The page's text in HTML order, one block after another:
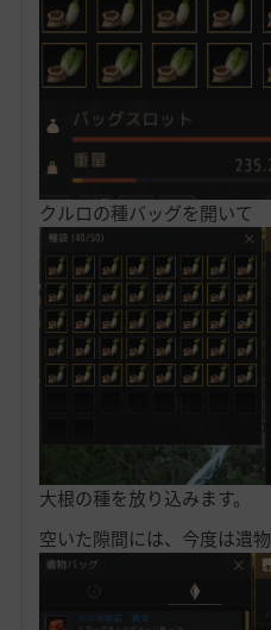
クルロの種バッグを開いて
大根の種を放り込みます。
空いた隙間には、今度は遺